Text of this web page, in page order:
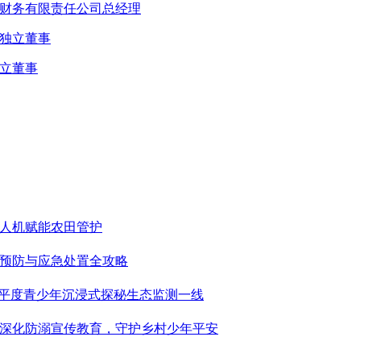
务有限责任公司总经理
董事
机赋能农田管护
防与应急处置全攻略
青少年沉浸式探秘生态监测一线
化防溺宣传教育，守护乡村少年平安